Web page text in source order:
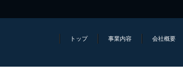
トップ 事業内容 会社概要